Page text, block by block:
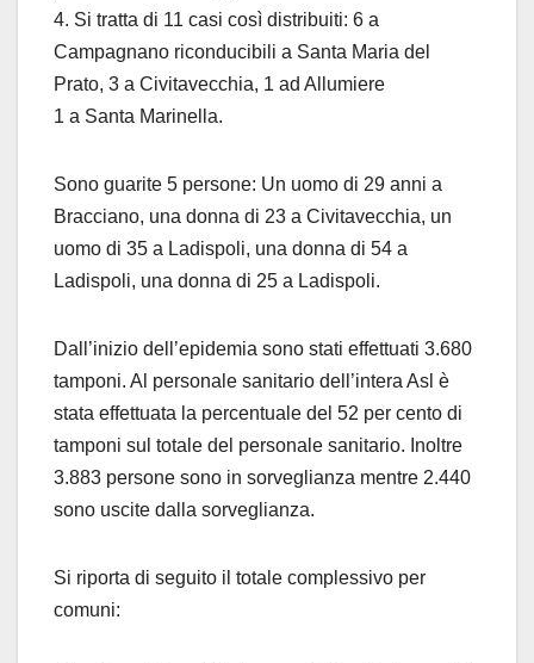
4. Si tratta di 11 casi così distribuiti: 6 a
Campagnano riconducibili a Santa Maria del
Prato, 3 a Civitavecchia, 1 ad Allumiere
1 a Santa Marinella.
Sono guarite 5 persone: Un uomo di 29 anni a
Bracciano, una donna di 23 a Civitavecchia, un
uomo di 35 a Ladispoli, una donna di 54 a
Ladispoli, una donna di 25 a Ladispoli.
Dall’inizio dell’epidemia sono stati effettuati 3.680
tamponi. Al personale sanitario dell’intera Asl è
stata effettuata la percentuale del 52 per cento di
tamponi sul totale del personale sanitario. Inoltre
3.883 persone sono in sorveglianza mentre 2.440
sono uscite dalla sorveglianza.
Si riporta di seguito il totale complessivo per
comuni: